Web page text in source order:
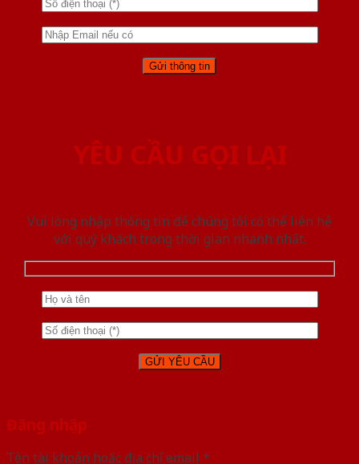
YÊU CẦU GỌI LẠI
Vui lòng nhập thông tin để chúng tôi có thể liên hệ
với quý khách trong thời gian nhanh nhất.
Đăng nhập
Tên tài khoản hoặc địa chỉ email *